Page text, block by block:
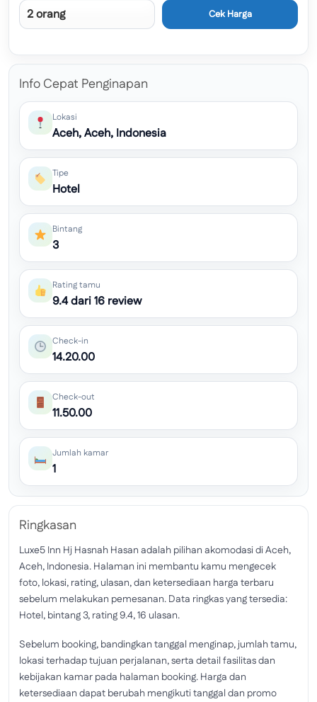
Cek Harga
Info Cepat Penginapan
Lokasi
Aceh, Aceh, Indonesia
Tipe
Hotel
Bintang
3
Rating tamu
9.4 dari 16 review
Check-in
14.20.00
Check-out
11.50.00
Jumlah kamar
1
Ringkasan
Luxe5 Inn Hj Hasnah Hasan adalah pilihan akomodasi di Aceh,
Aceh, Indonesia. Halaman ini membantu kamu mengecek
foto, lokasi, rating, ulasan, dan ketersediaan harga terbaru
sebelum melakukan pemesanan. Data ringkas yang tersedia:
Hotel, bintang 3, rating 9.4, 16 ulasan.
Sebelum booking, bandingkan tanggal menginap, jumlah tamu,
lokasi terhadap tujuan perjalanan, serta detail fasilitas dan
kebijakan kamar pada halaman booking. Harga dan
ketersediaan dapat berubah mengikuti tanggal dan promo